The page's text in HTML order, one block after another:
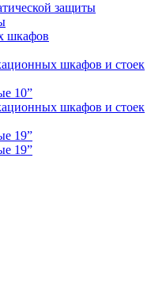
защиты
шкафов
шкафов и стоек
10”
шкафов и стоек
19”
19”